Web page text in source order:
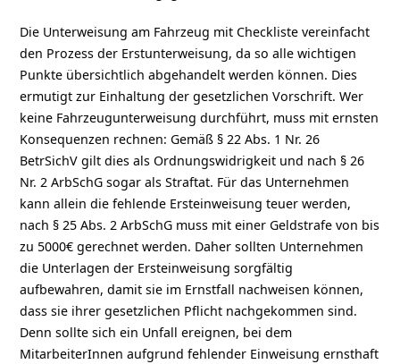
Die Unterweisung am Fahrzeug mit Checkliste vereinfacht
den Prozess der Erstunterweisung, da so alle wichtigen
Punkte übersichtlich abgehandelt werden können. Dies
ermutigt zur Einhaltung der gesetzlichen Vorschrift. Wer
keine Fahrzeugunterweisung durchführt, muss mit ernsten
Konsequenzen rechnen: Gemäß § 22 Abs. 1 Nr. 26
BetrSichV gilt dies als Ordnungswidrigkeit und nach § 26
Nr. 2 ArbSchG sogar als Straftat. Für das Unternehmen
kann allein die fehlende Ersteinweisung teuer werden,
nach § 25 Abs. 2 ArbSchG muss mit einer Geldstrafe von bis
zu 5000€ gerechnet werden. Daher sollten Unternehmen
die Unterlagen der Ersteinweisung sorgfältig
aufbewahren, damit sie im Ernstfall nachweisen können,
dass sie ihrer gesetzlichen Pflicht nachgekommen sind.
Denn sollte sich ein Unfall ereignen, bei dem
MitarbeiterInnen aufgrund fehlender Einweisung ernsthaft